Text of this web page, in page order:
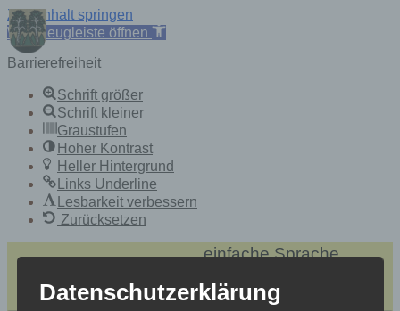
Zum Inhalt springen
Werkzeugleiste öffnen
Barrierefreiheit
Schrift größer
Schrift kleiner
Graustufen
Hoher Kontrast
Heller Hintergrund
Links Underline
Lesbarkeit verbessern
Zurücksetzen
to
content
einfache Sprache
Heidersdorf
Mitten im Spielzeugland Erzgebirge
Datenschutzerklärung